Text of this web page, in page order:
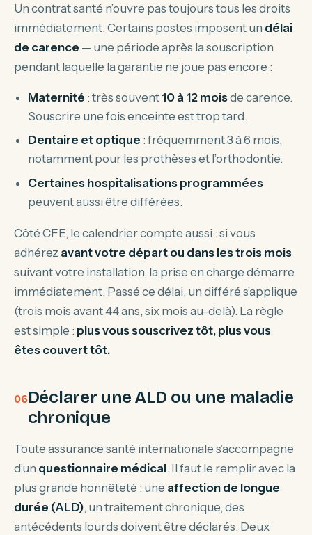
Un contrat santé n’ouvre pas toujours tous les droits
immédiatement. Certains postes imposent un délai
de carence — une période après la souscription
pendant laquelle la garantie ne joue pas encore :
Maternité : très souvent 10 à 12 moisde carence.
Souscrire une fois enceinte est trop tard.
Dentaire et optique : fréquemment 3 à 6 mois,
notamment pour les prothèses et l’orthodontie.
Certaines hospitalisations programmées
peuvent aussi être différées.
Côté CFE, le calendrier compte aussi : si vous
adhérez avant votre départ ou dans les trois mois
suivant votre installation, la prise en charge démarre
immédiatement. Passé ce délai, un différé s’applique
(trois mois avant 44 ans, six mois au-delà). La règle
est simple : plus vous souscrivez tôt, plus vous
êtes couvert tôt.
Déclarer une ALD ou une maladie
chronique
Toute assurance santé internationale s’accompagne
d’un questionnaire médical. Il faut le remplir avec la
plus grande honnêteté : une affection de longue
durée (ALD), un traitement chronique, des
antécédents lourds doivent être déclarés. Deux